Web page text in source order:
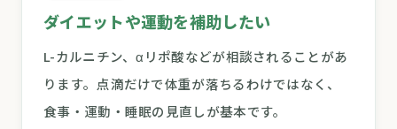
ダイエットや運動を補助したい
L-カルニチン、αリポ酸などが相談されることがあ
ります。点滴だけで体重が落ちるわけではなく、
食事・運動・睡眠の見直しが基本です。